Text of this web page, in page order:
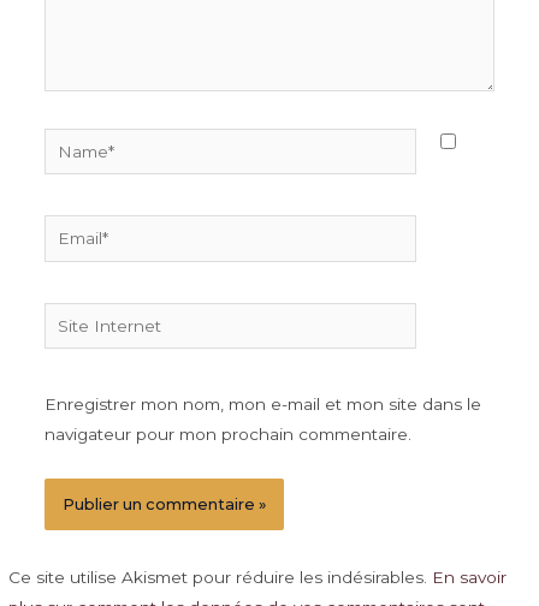
Site
Internet
Enregistrer mon nom, mon e-mail et mon site dans le
navigateur pour mon prochain commentaire.
Ce site utilise Akismet pour réduire les indésirables. En savoir